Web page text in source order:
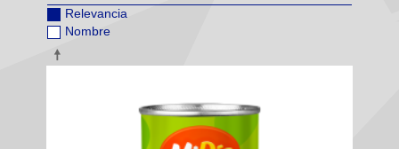
Relevancia
Nombre